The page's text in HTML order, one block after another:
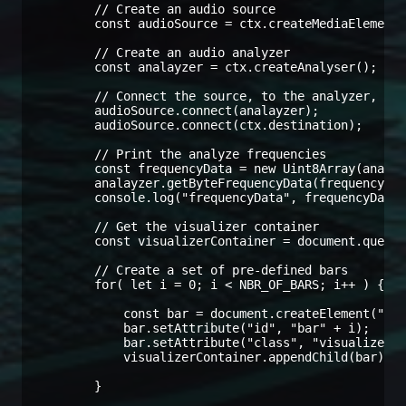
        // Create an audio source
const audioSource =
        // Create an audio analyzer
        const analayzer = ctx.createAnalyser();
// Connect the source, to the analyzer,
        audioSource.connect(analayzer);
        audioSource.connect(ctx.destination);
        // Print the analyze frequencies
const frequencyData = new
console.log("frequencyData",
        // Get the visualizer container
const visualizerContainer =
        // Create a set of pre-defined bars
        for( let i = 0; i < NBR_OF_BARS; i++ ) {
const bar =
            bar.setAttribute("id", "bar" + i);
bar.setAttribute("class", "visualizer-
            visualizerContainer.appendChild(bar);
        }